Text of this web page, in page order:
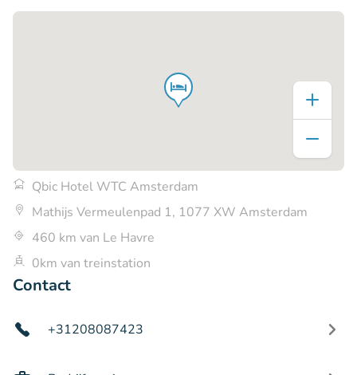
Qbic Hotel WTC Amsterdam
Mathijs Vermeulenpad 1, 1077 XW Amsterdam
460 km van Le Havre
0km van treinstation
Contact
+31208087423